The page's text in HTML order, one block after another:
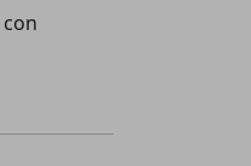
con